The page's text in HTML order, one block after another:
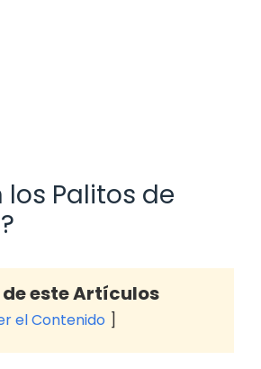
los Palitos de
este Artículos
el Contenido